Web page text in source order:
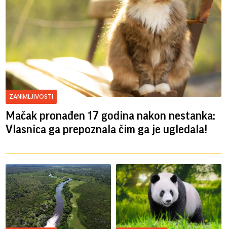
ZANIMLJIVOSTI
Mačak pronađen 17 godina nakon nestanka:
Vlasnica ga prepoznala čim ga je ugledala!